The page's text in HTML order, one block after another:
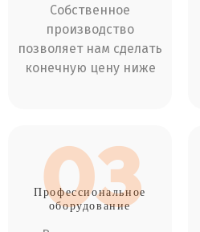
Собственное
производство
позволяет нам сделать
конечную цену ниже
03
Профессиональное
оборудование